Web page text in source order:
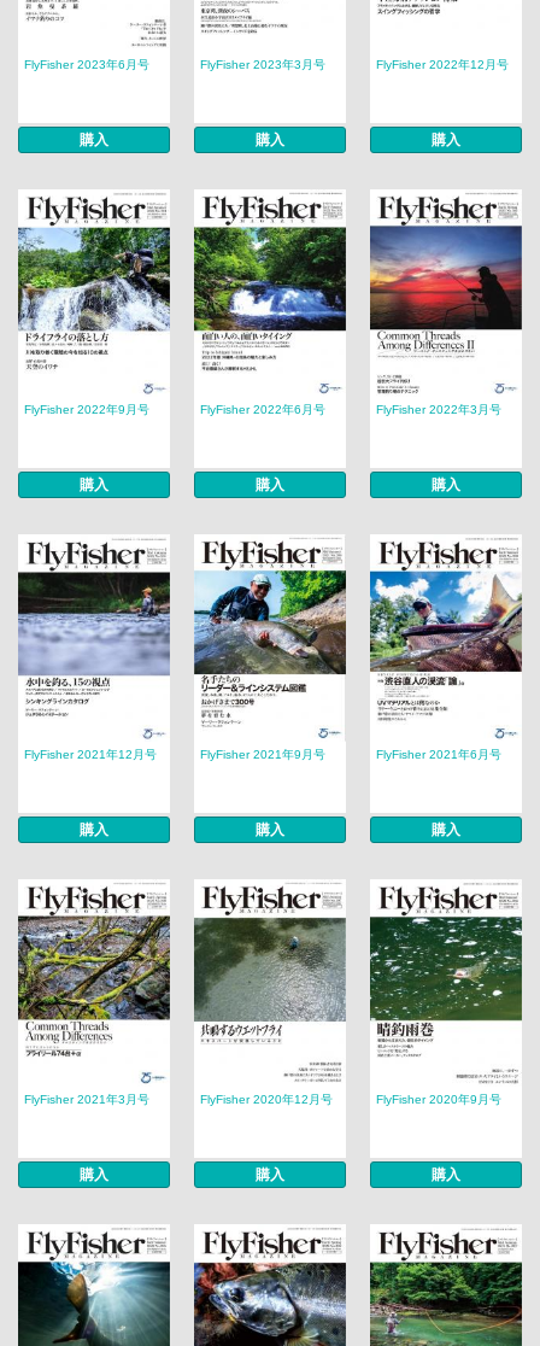
FlyFisher 2023年6月号
購入
FlyFisher 2023年3月号
購入
FlyFisher 2022年12月号
購入
FlyFisher 2022年9月号
購入
FlyFisher 2022年6月号
購入
FlyFisher 2022年3月号
購入
FlyFisher 2021年12月号
購入
FlyFisher 2021年9月号
購入
FlyFisher 2021年6月号
購入
FlyFisher 2021年3月号
購入
FlyFisher 2020年12月号
購入
FlyFisher 2020年9月号
購入